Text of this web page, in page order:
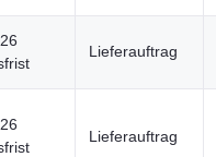
Lieferauftrag
Lieferauftrag